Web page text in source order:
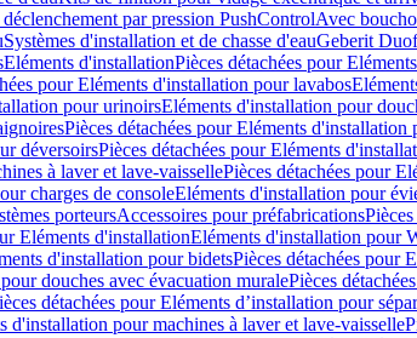
par pression PushControlAvec
Systèmes d'installation et de chasse d'eauGeberit
Eléments d'installationPièces détachées pour
pour Eléments d'installation pour lavabos
pour urinoirsEléments d'installation pour
Pièces détachées pour Eléments d'installation
déversoirsPièces détachées pour Eléments
à laver et lave-vaissellePièces détachées pour
charges de consoleEléments d'installation pour
porteursAccessoires pour préfabrications
Eléments d'installationEléments d'installation pour
d'installation pour bidetsPièces détachées pour
douches avec évacuation muralePièces
détachées pour Eléments d’installation pour
d'installation pour machines à laver et lave-vaisselle